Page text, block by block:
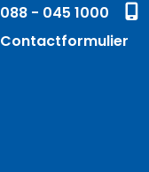
088 - 045 1000
Contactformulier